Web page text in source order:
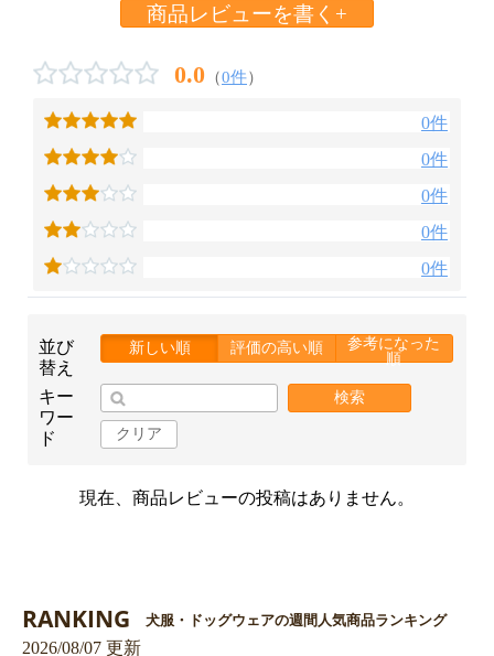
商品レビューを書く+
0.0 （0件）
0件
0件
0件
0件
0件
並び
替え
新しい順 評価の高い順
参考になった
順
キー
ワー
ド
検索
クリア
現在、商品レビューの投稿はありません。
RANKING 犬服・ドッグウェアの週間人気商品ランキング
2026/08/07 更新